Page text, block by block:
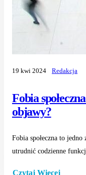
Fobia
objawy?
19 kwi 2024 Redakcja
Fobia społeczna to
utrudnić codzienne
Czytaj Więcej